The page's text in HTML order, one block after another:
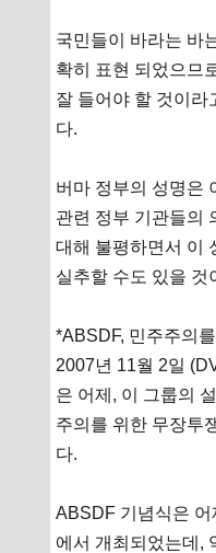
국민들이 바라는 바
확히 표현 되었으므
잘 들어야 할 것이라
다.
버마 정부의 성명은
관련 정부 기관들의
대해 불평하면서 이
실추할 수도 있을 것
*ABSDF, 민주주의
2007년 11월 2일
은 어제, 이 그룹의
주의를 위한 무장투
다.
ABSDF 기념식은 어
에서 개최되었는데,